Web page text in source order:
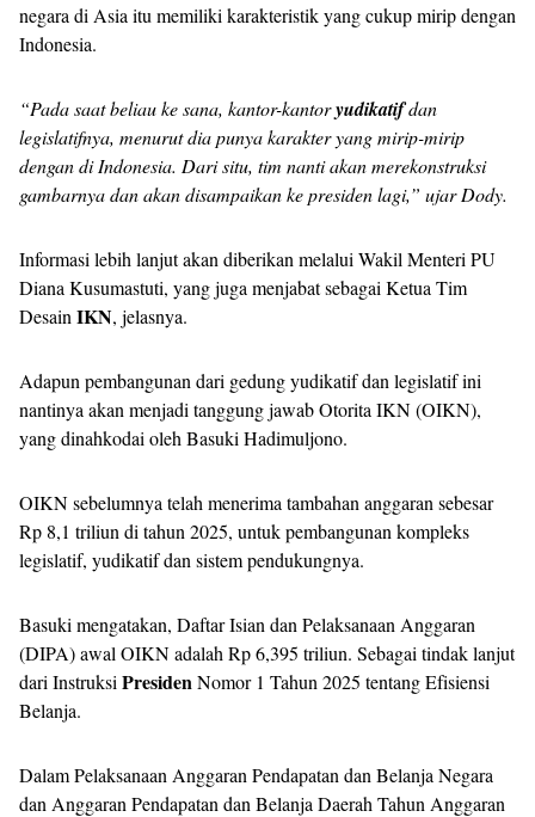
negara di Asia itu memiliki karakteristik yang cukup mirip dengan
Indonesia.
“Pada saat beliau ke sana, kantor-kantoryudikatifdan
legislatifnya, menurut dia punya karakter yang mirip-mirip
dengan di Indonesia. Dari situ, tim nanti akan merekonstruksi
gambarnya dan akan disampaikan ke presiden lagi,” ujar Dody.
Informasi lebih lanjut akan diberikan melalui Wakil Menteri PU
Diana Kusumastuti, yang juga menjabat sebagai Ketua Tim
Desain IKN, jelasnya.
Adapun pembangunan dari gedung yudikatif dan legislatif ini
nantinya akan menjadi tanggung jawab Otorita IKN (OIKN),
yang dinahkodai oleh Basuki Hadimuljono.
OIKN sebelumnya telah menerima tambahan anggaran sebesar
Rp 8,1 triliun di tahun 2025, untuk pembangunan kompleks
legislatif, yudikatif dan sistem pendukungnya.
Basuki mengatakan, Daftar Isian dan Pelaksanaan Anggaran
(DIPA) awal OIKN adalah Rp 6,395 triliun. Sebagai tindak lanjut
dari Instruksi PresidenNomor 1 Tahun 2025 tentang Efisiensi
Belanja.
Dalam Pelaksanaan Anggaran Pendapatan dan Belanja Negara
dan Anggaran Pendapatan dan Belanja Daerah Tahun Anggaran